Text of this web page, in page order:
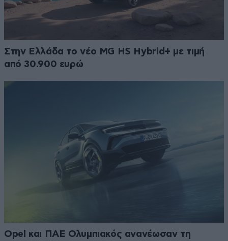
Στην Ελλάδα το νέο MG HS Hybrid+ με τιμή
από 30.900 ευρώ
Opel και ΠΑΕ Ολυμπιακός ανανέωσαν τη